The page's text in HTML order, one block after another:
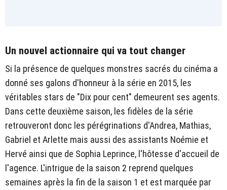
Un nouvel actionnaire qui va tout changer
Si la présence de quelques monstres sacrés du cinéma a
donné ses galons d'honneur à la série en 2015, les
véritables stars de "Dix pour cent" demeurent ses agents.
Dans cette deuxième saison, les fidèles de la série
retrouveront donc les pérégrinations d'Andrea, Mathias,
Gabriel et Arlette mais aussi des assistants Noémie et
Hervé ainsi que de Sophia Leprince, l'hôtesse d'accueil de
l'agence. L'intrigue de la saison 2 reprend quelques
semaines après la fin de la saison 1 et est marquée par